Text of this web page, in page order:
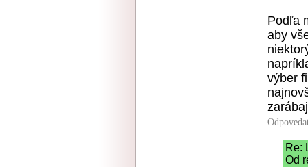
Podľa
aby
výber
Re:
Od